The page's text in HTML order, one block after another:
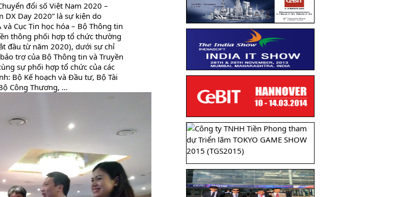
đổi số Việt Nam 2020 –
DX Day 2020” là sự kiện do
và Cục Tin học hóa – Bộ Thông tin
thông phối hợp tổ chức thường
đầu từ năm 2020), dưới sự chỉ
trợ của Bộ Thông tin và Truyền
sự phối hợp tổ chức của các
Bộ Kế hoạch và Đầu tư, Bộ Tài
Công Thương, …